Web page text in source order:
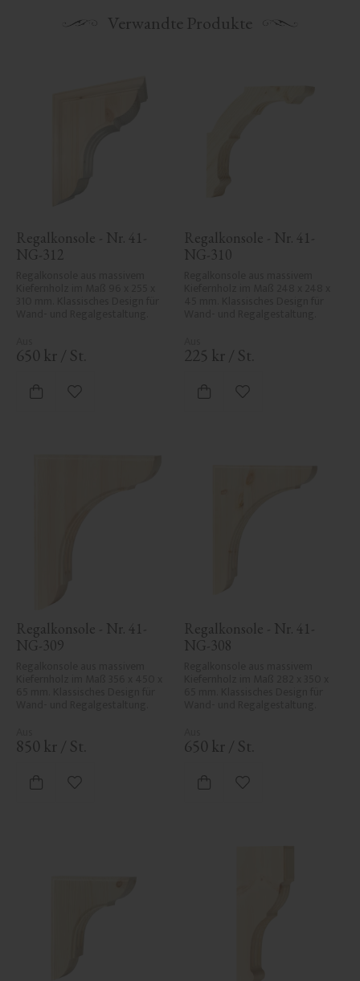
Verwandte Produkte
Regalkonsole - Nr. 41-
NG-312
650 kr / St.
Zu Favoriten hinzufügen
Regalkonsole - Nr. 41-
NG-310
225 kr / St.
Zu Favoriten
Regalkonsole - Nr. 41-
NG-309
850 kr / St.
Zu Favoriten hinzufügen
Regalkonsole - Nr. 41-
NG-308
650 kr / St.
Zu Favoriten